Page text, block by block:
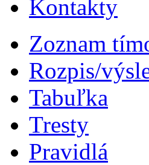
Kontakty
Zoznam
Rozpis/
Tabuľka
Tresty
Pravidlá